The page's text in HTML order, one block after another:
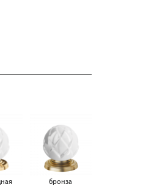
бронза